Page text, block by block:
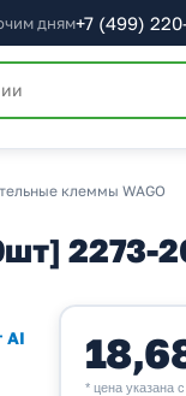
дням+7 (499)
клеммы WAGO
2273-
AI
* цена указана